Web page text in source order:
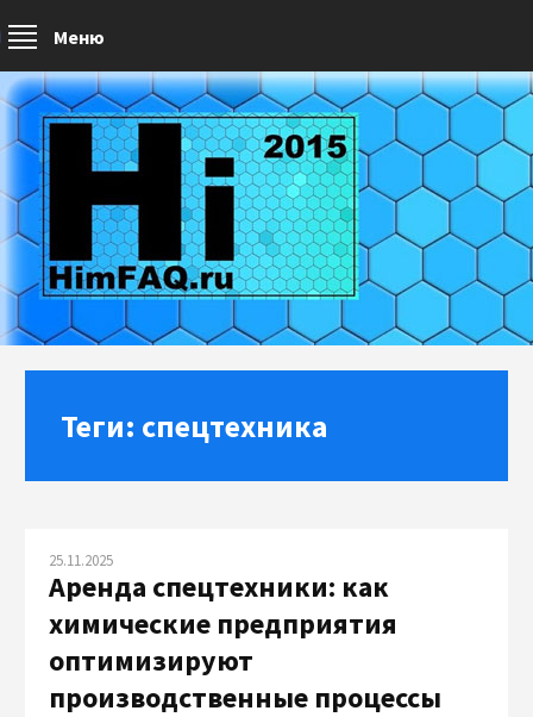
Меню
Теги: спецтехника
25.11.2025
Аренда спецтехники: как
химические предприятия
оптимизируют
производственные процессы